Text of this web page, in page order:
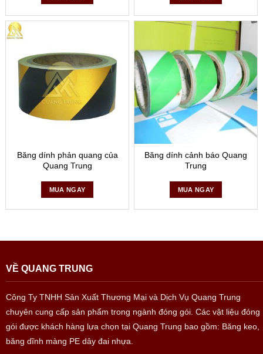
– Sử dụng để làm bia, chữ, ký hiệu cảnh báo cho những nơi
chữa dở hay những khu vực đang hỏng chưa được sửa
chữa kịp thời là những nơi nguy hiểm và chúng đang tồn tại
khá nhiều trong cuộc sống của chúng ta. Những địa điểm
này là nguyên nhân của nhiều vụ tai nạn không mong muốn
gây tổn hại nghiêm trọng đến tài sản và tính mạng con người
vì không có sự cảnh báo kịp thời cho mọi người. Băng dính
Băng dính phản quang của
Quang Trung
MUA NGAY
Băng dính cảnh báo Quang
Trung
MUA NGAY
VỀ QUANG TRUNG
Công Ty TNHH Sản Xuất Thương Mại và Dịch Vụ Quang Trung
chuyên cung cấp sản phẩm trong ngành đóng gói. Các vật liệu đóng
gói được khách hàng lựa chọn tại Quang Trung bao gồm: Băng keo,
băng dĩnh màng PE dây đai nhựa.